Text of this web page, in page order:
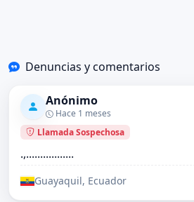
Denuncias y comentarios
Anónimo
Hace 1 meses
Llamada Sospechosa
.,.................
Guayaquil, Ecuador